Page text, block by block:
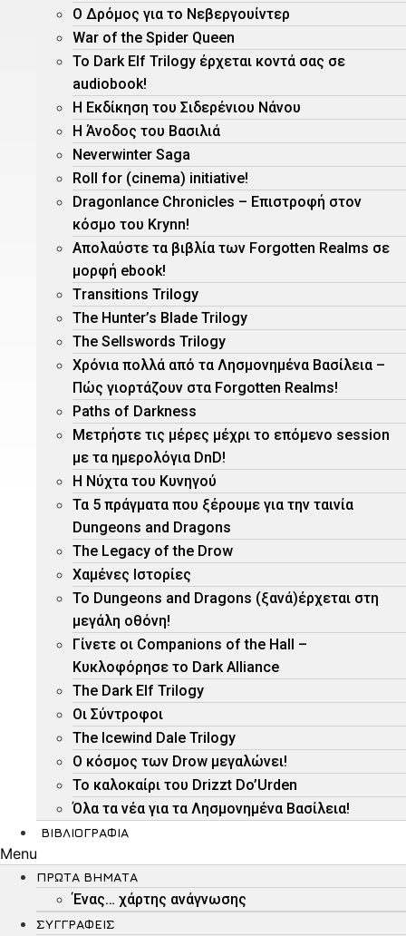
O Δρόμος για το Νεβεργουίντερ
War of the Spider Queen
Το Dark Elf Trilogy έρχεται κοντά σας σε
audiobook!
Η Εκδίκηση του Σιδερένιου Νάνου
Η Άνοδος του Βασιλιά
Neverwinter Saga
Roll for (cinema) initiative!
Dragonlance Chronicles – Eπιστροφή στον
κόσμο του Krynn!
Απολαύστε τα βιβλία των Forgotten Realms σε
μορφή ebook!
Τransitions Trilogy
The Hunter’s Blade Trilogy
Τhe Sellswords Trilogy
Χρόνια πολλά από τα Λησμονημένα Βασίλεια –
Πώς γιορτάζουν στα Forgotten Realms!
Paths of Darkness
Μετρήστε τις μέρες μέχρι το επόμενο session
με τα ημερολόγια DnD!
H Νύχτα του Κυνηγού
Τα 5 πράγματα που ξέρουμε για την ταινία
Dungeons and Dragons
The Legacy of the Drow
Χαμένες Ιστορίες
Το Dungeons and Dragons (ξανά)έρχεται στη
μεγάλη οθόνη!
Γίνετε οι Companions of the Hall –
Κυκλοφόρησε το Dark Alliance
The Dark Elf Trilogy
Οι Σύντροφοι
The Icewind Dale Trilogy
O κόσμος των Drow μεγαλώνει!
To καλοκαίρι του Drizzt Do’Urden
Όλα τα νέα για τα Λησμονημένα Βασίλεια!
ΒΙΒΛΙΟΓΡΑΦΊΑ
Menu
ΠΡΏΤΑ ΒΉΜΑΤΑ
Ένας… χάρτης ανάγνωσης
ΣΥΓΓΡΑΦΕΊΣ